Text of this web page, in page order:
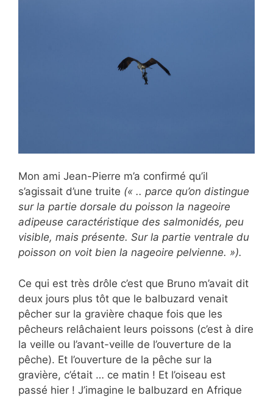
Mon ami Jean-Pierre m’a confirmé qu’il
s’agissait d’une truite (« .. parce qu’on distingue
sur la partie dorsale du poisson la nageoire
adipeuse caractéristique des salmonidés, peu
visible, mais présente. Sur la partie ventrale du
poisson on voit bien la nageoire pelvienne. »).
Ce qui est très drôle c’est que Bruno m’avait dit
deux jours plus tôt que le balbuzard venait
pêcher sur la gravière chaque fois que les
pêcheurs relâchaient leurs poissons (c’est à dire
la veille ou l’avant-veille de l’ouverture de la
pêche). Et l’ouverture de la pêche sur la
gravière, c’était … ce matin ! Et l’oiseau est
passé hier ! J’imagine le balbuzard en Afrique